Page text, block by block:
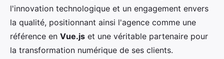
l'innovation technologique et un engagement envers
la qualité, positionnant ainsi l'agence comme une
référence en Vue.js et une véritable partenaire pour
la transformation numérique de ses clients.